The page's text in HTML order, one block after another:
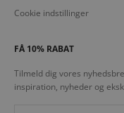
Cookie indstillinger
FÅ 10% RABAT
Tilmeld dig vores
inspiration, nyheder og